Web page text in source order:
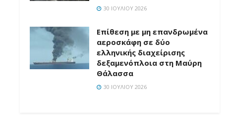
30 ΙΟΥΛΊΟΥ 2026
Επίθεση με μη επανδρωμένα
αεροσκάφη σε δύο
ελληνικής διαχείρισης
δεξαμενόπλοια στη Μαύρη
Θάλασσα
30 ΙΟΥΛΊΟΥ 2026